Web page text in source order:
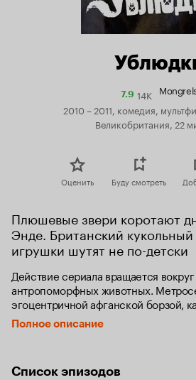
7.9Рейтинг
7.9
14K
2010 – 2011, комедия,
Великобритания, 22
Оценить Буду смотреть
Плюшевые звери коротают
Энде. Британский
игрушки шутят не по-детски
Действие сериала вращается
антропоморфных животных.
эгоцентричной афганской борзой,
голубя и еще одного лиса
Полное описание
Список эпизодов